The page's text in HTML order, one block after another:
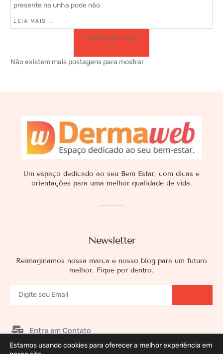
presente na unha pode não
LEIA MAIS →
CARREGAR MAIS
Não existem mais postagens para mostrar
Newsletter
Reimaginamos nossa marca e nosso blog para um futuro
melhor. Fique por dentro.
Um espaço dedicado ao seu Bem Estar, com dicas e
orientações para uma melhor qualidade de vida.
Entre em Contato
Nossos Patrocinadores
Estamos usando cookies para oferecer a melhor experiência em